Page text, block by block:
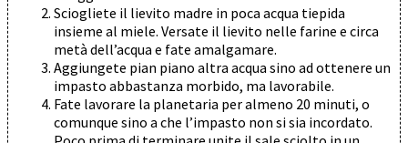
Sciogliete il lievito madre in poca acqua tiepida
insieme al miele. Versate il lievito nelle farine e circa
metà dell’acqua e fate amalgamare.
Aggiungete pian piano altra acqua sino ad ottenere un
impasto abbastanza morbido, ma lavorabile.
Fate lavorare la planetaria per almeno 20 minuti, o
comunque sino a che l’impasto non si sia incordato.